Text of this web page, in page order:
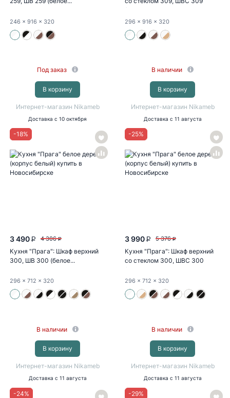
246 x 916 x 320
Под заказ
В корзину
Интернет-магазин Nikameb
Доставка с 10 октября
(белое...
296 x 916 x 320
В наличии
В корзину
Интернет-магазин Nikameb
Доставка с 11 августа
-18%
3 490 P 4 306 P
Кухня "Прага": Шкаф верхний
300, ШВ 300 (белое...
296 x 712 x 320
В наличии
В корзину
Интернет-магазин Nikameb
Доставка с 11 августа
-25%
3 990 P 5 376 P
Кухня "Прага": Шкаф верхний
со стеклом 300, ШВС 300
(белое...
296 x 712 x 320
В наличии
В корзину
Интернет-магазин Nikameb
Доставка с 11 августа
-24% -29%